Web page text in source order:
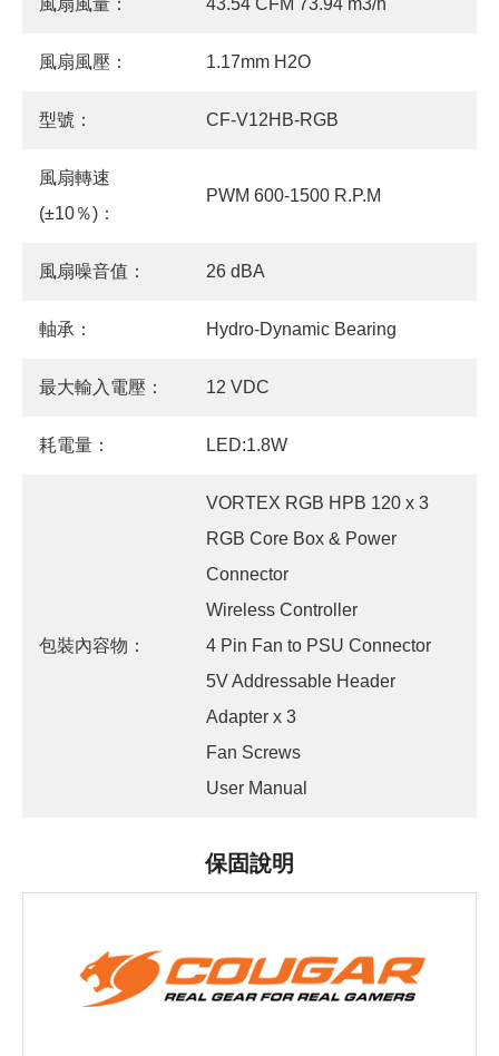
風扇風量： 43.54 CFM 73.94 m3/h
風扇風壓： 1.17mm H2O
型號： CF-V12HB-RGB
風扇轉速
(±10％)：
PWM 600-1500 R.P.M
風扇噪音值： 26 dBA
軸承： Hydro-Dynamic Bearing
最大輸入電壓： 12 VDC
耗電量： LED:1.8W
包裝內容物：
VORTEX RGB HPB 120 x 3
RGB Core Box & Power
Connector
Wireless Controller
4 Pin Fan to PSU Connector
5V Addressable Header
Adapter x 3
Fan Screws
User Manual
保固說明